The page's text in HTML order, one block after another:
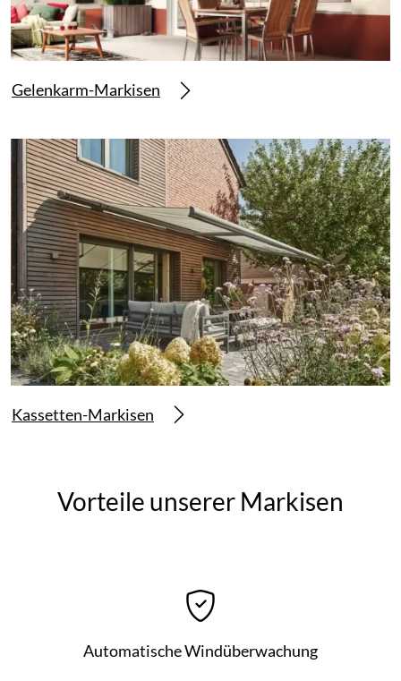
Gelenkarm-Markisen
Kassetten-Markisen
Vorteile unserer Markisen
Automatische Windüberwachung